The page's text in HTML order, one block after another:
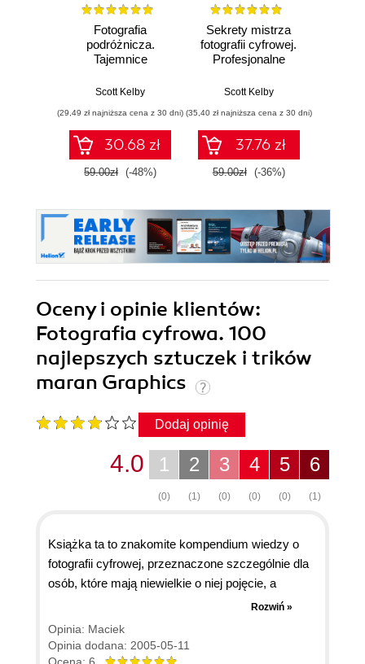
Fotografia
podróżnicza.
Tajemnice
wyjaśnione krok po
Scott Kelby
(29,49 zł najniższa cena z 30 dni)
30.68 zł
59.00zł (-48%)
Sekrety mistrza
fotografii cyfrowej.
Profesjonalne
kroku
Scott Kelby
(35,40 zł najniższa cena z 30 dni)
37.76 zł
59.00zł (-36%)
Oceny i opinie klientów:
Fotografia cyfrowa. 100
najlepszych sztuczek i trików
maran Graphics
Dodaj opinię
6
(1)
5
(0)
4
(0)
3
(0)
2
(1)
1
(0)
4.0
Książka ta to znakomite kompendium wiedzy o
fotografii cyfrowej, przeznaczone szczególnie dla
osób, które mają niewielkie o niej pojęcie, a
chciałyby wzbogacić swoje umiejętności robienia
fachowych zdjęć. Autor poruszył zagadnienia
przydatne zarówno przy wykonywaniu zdjęć, jak i
przy jego obróbce w programie Photoshop
Rozwiń »
Opinia: Maciek
Opinia dodana: 2005-05-11
Ocena: 6